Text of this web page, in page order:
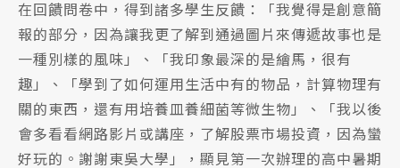
在回饋問卷中，得到諸多學生反饋：「我覺得是創意簡
報的部分，因為讓我更了解到通過圖片來傳遞故事也是
一種別樣的風味」、「我印象最深的是繪馬，很有
趣」、「學到了如何運用生活中有的物品，計算物理有
關的東西，還有用培養皿養細菌等微生物」、「我以後
會多看看網路影片或講座，了解股票市場投資，因為蠻
好玩的。謝謝東吳大學」，顯見第一次辦理的高中暑期